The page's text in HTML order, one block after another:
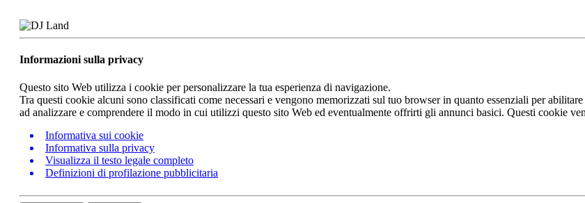
Informazioni sulla privacy
Questo sito Web utilizza i cookie per personalizzare la tua esperienza di navigazione.
Tra questi cookie alcuni sono classificati come necessari e vengono memorizzati sul tuo browser in quanto essenziali per
ad analizzare e comprendere il modo in cui utilizzi questo sito Web ed eventualmente offrirti gli annunci basici. Questi cookie
Informativa sui cookie
Informativa sulla privacy
Visualizza il testo legale completo
Definizioni di profilazione pubblicitaria